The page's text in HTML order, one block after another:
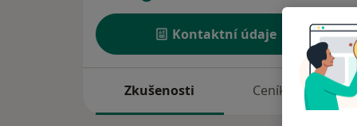
Kontaktní údaje
Zkušenosti Ceník